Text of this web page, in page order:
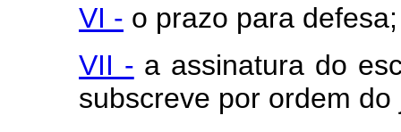
VI - o prazo para defesa;
VII - a assinatura do
subscreve por ordem do